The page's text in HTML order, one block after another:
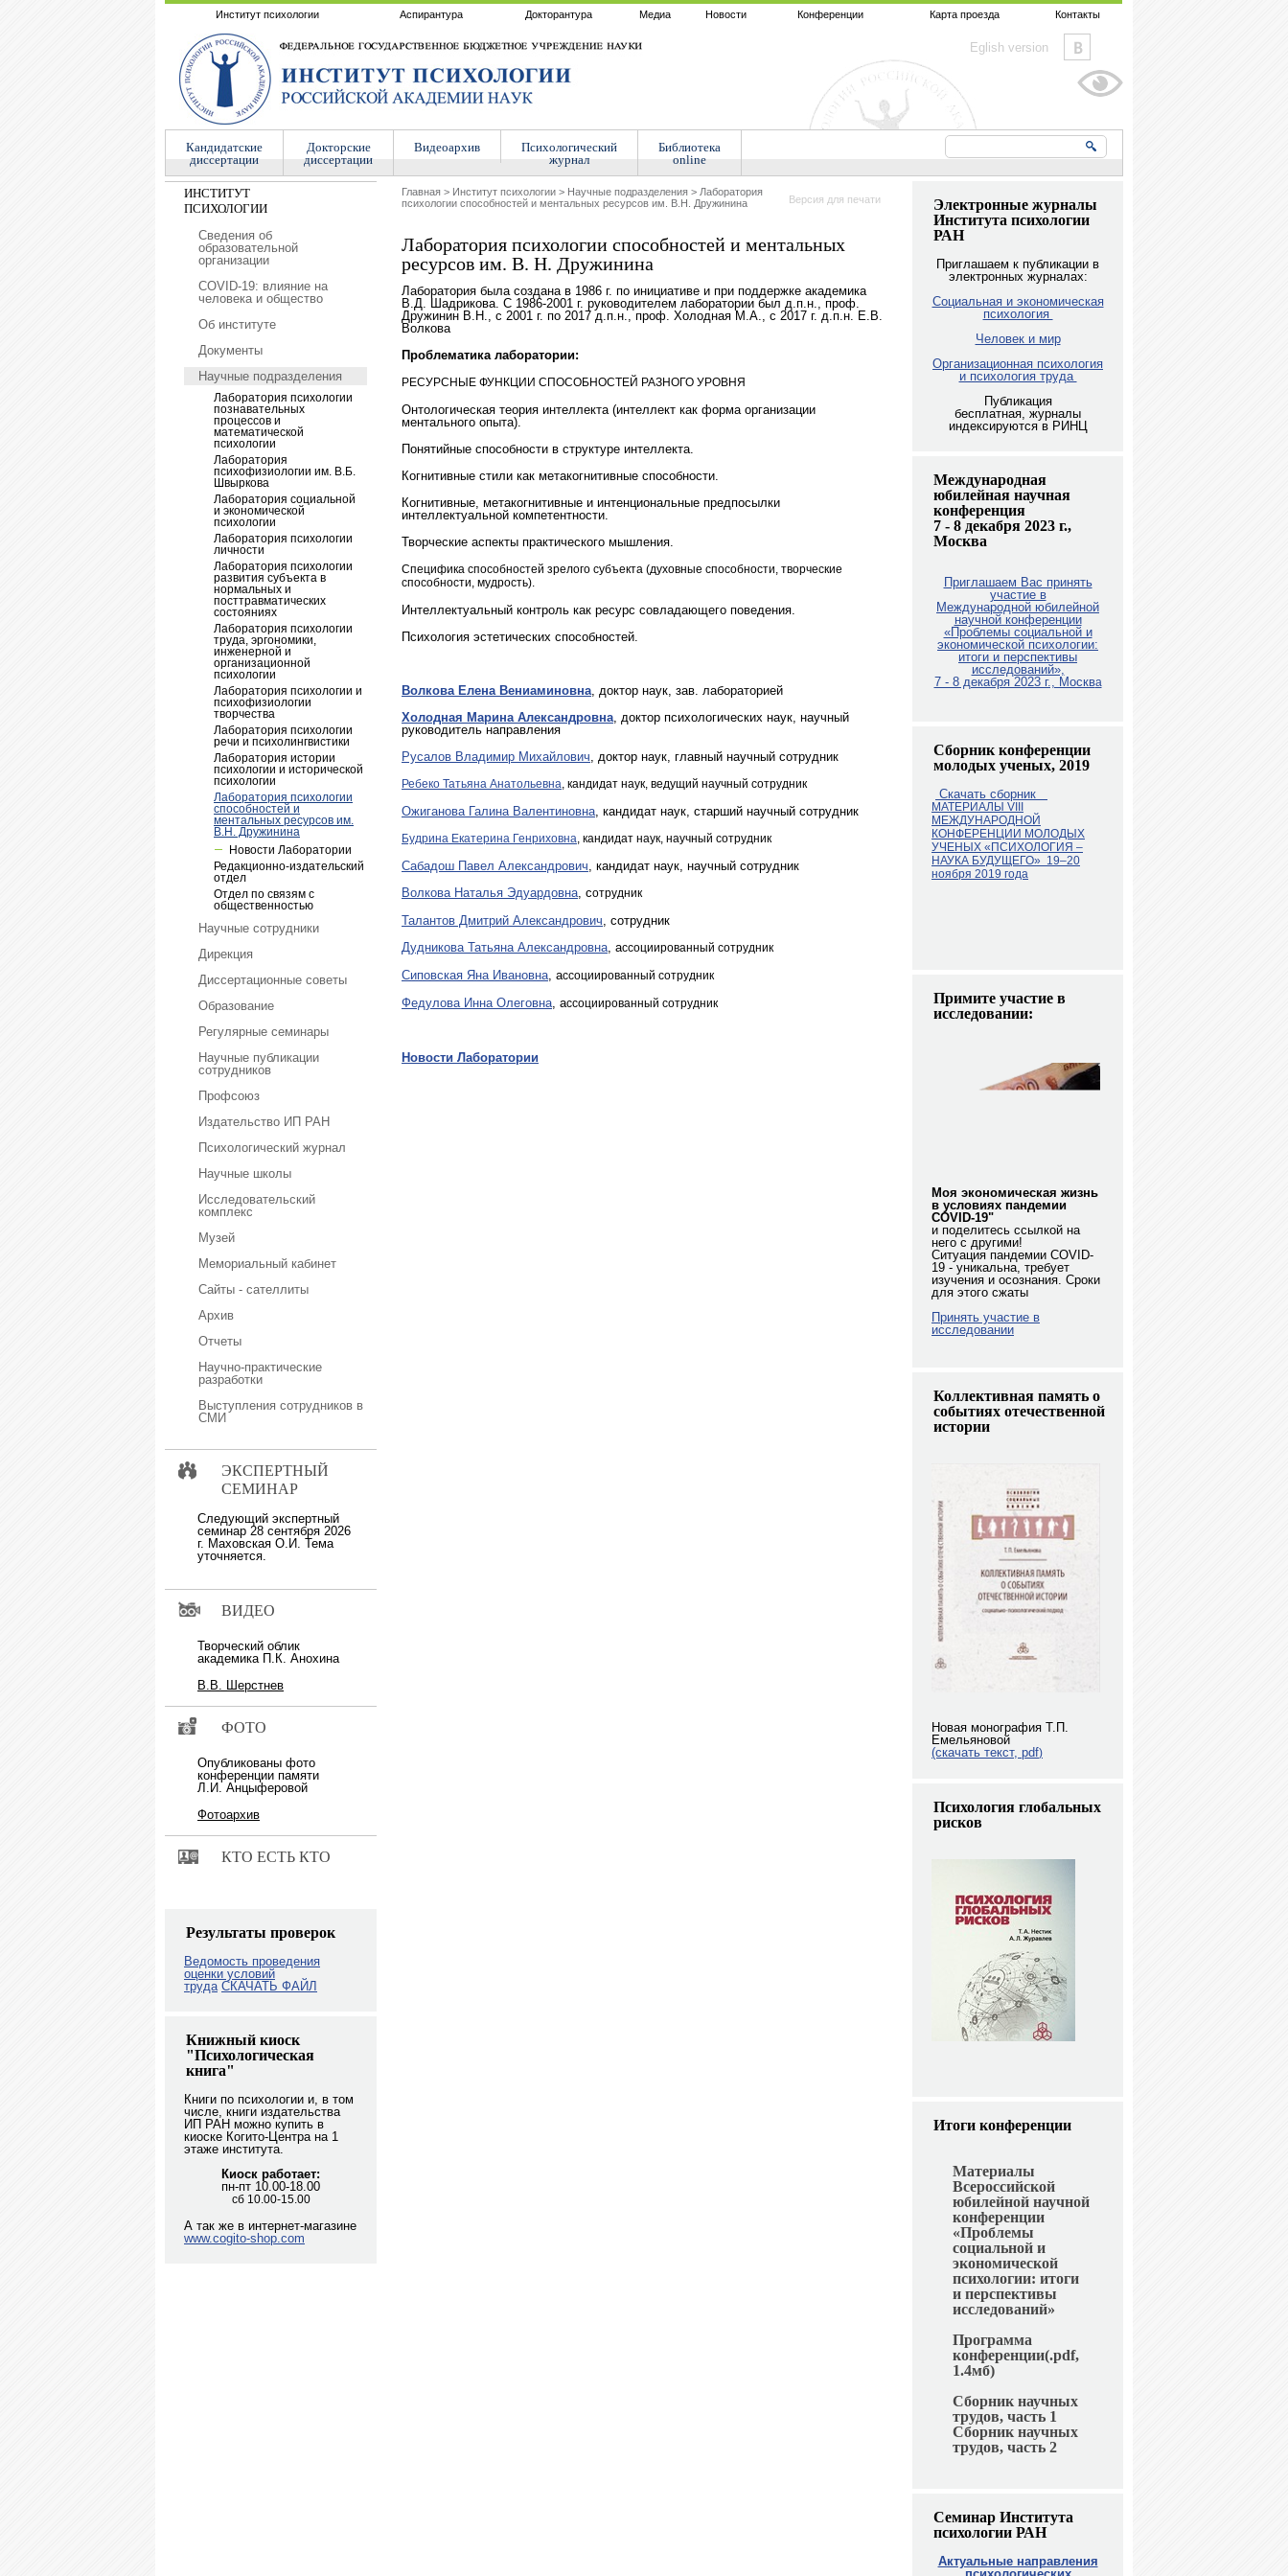
Институт психологии Аспирантура Докторантура Медиа Новости Конференции Карта проезда Контакты
Eglish version
Кандидатские
диссертации
Докторские
диссертации
Видеоархив
Психологический
журнал
Библиотека
online
Главная > Институт психологии > Научные подразделения > Лаборатория
психологии способностей и ментальных ресурсов им. В.Н. Дружинина
Версия для печати
Лаборатория психологии способностей и ментальных
ресурсов им. В. Н. Дружинина
Лаборатория была создана в 1986 г. по инициативе и при поддержке академика
В.Д. Шадрикова. С 1986-2001 г. руководителем лаборатории был д.п.н., проф.
Дружинин В.Н., с 2001 г. по 2017 д.п.н., проф. Холодная М.А., с 2017 г. д.п.н. Е.В.
Волкова
Проблематика лаборатории:
РЕСУРСНЫЕ ФУНКЦИИ СПОСОБНОСТЕЙ РАЗНОГО УРОВНЯ
Онтологическая теория интеллекта (интеллект как форма организации
ментального опыта).
Понятийные способности в структуре интеллекта.
Когнитивные стили как метакогнитивные способности.
Когнитивные, метакогнитивные и интенциональные предпосылки
интеллектуальной компетентности.
Творческие аспекты практического мышления.
Специфика способностей зрелого субъекта (духовные способности, творческие
способности, мудрость).
Интеллектуальный контроль как ресурс совладающего поведения.
Психология эстетических способностей.
Волкова Елена Вениаминовна, доктор наук, зав. лабораторией
Холодная Марина Александровна, доктор психологических наук, научный
руководитель направления
Русалов Владимир Михайлович, доктор наук, главный научный сотрудник
Ребеко Татьяна Анатольевна, кандидат наук, ведущий научный сотрудник
Ожиганова Галина Валентиновна, кандидат наук, старший научный сотрудник
Будрина Екатерина Генриховна, кандидат наук, научный сотрудник
Сабадош Павел Александрович, кандидат наук, научный сотрудник
Волкова Наталья Эдуардовна, сотрудник
Талантов Дмитрий Александрович, сотрудник
Дудникова Татьяна Александровна, ассоциированный сотрудник
Сиповская Яна Ивановна, ассоциированный сотрудник
Федулова Инна Олеговна, ассоциированный сотрудник
Новости Лаборатории
Электронные журналы
Института психологии
РАН
Приглашаем к публикации в
электронных журналах:
Социальная и экономическая
психология
Человек и мир
Организационная психология
и психология труда
Публикация
бесплатная, журналы
индексируются в РИНЦ
Международная
юбилейная научная
конференция
7 - 8 декабря 2023 г.,
Москва
Приглашаем Вас принять
участие в
Международной юбилейной
научной конференции
«Проблемы социальной и
экономической психологии:
итоги и перспективы
исследований»,
7 - 8 декабря 2023 г., Москва
Сборник конференции
молодых ученых, 2019
Скачать сборник
МАТЕРИАЛЫ VIII
МЕЖДУНАРОДНОЙ
КОНФЕРЕНЦИИ МОЛОДЫХ
УЧЕНЫХ «ПСИХОЛОГИЯ –
НАУКА БУДУЩЕГО» 19–20
ноября 2019 года
Примите участие в
исследовании:
Моя экономическая жизнь
в условиях пандемии
COVID-19"
и поделитесь ссылкой на
него с другими!
Ситуация пандемии COVID-
19 - уникальна, требует
изучения и осознания. Сроки
для этого сжаты
Принять участие в
исследовании
Коллективная память о
событиях отечественной
истории
Новая монография Т.П.
Емельяновой
(скачать текст, pdf)
Психология глобальных
рисков
Итоги конференции
Материалы
Всероссийской
юбилейной научной
конференции
«Проблемы
социальной и
экономической
психологии: итоги
и перспективы
исследований»
Программа
конференции(.pdf,
1.4мб)
Сборник научных
трудов, часть 1
Сборник научных
трудов, часть 2
Семинар Института
психологии РАН
Актуальные направления
ИНСТИТУТ
ПСИХОЛОГИИ
Сведения об
образовательной
организации
COVID-19: влияние на
человека и общество
Об институте
Документы
Научные подразделения
Лаборатория психологии
познавательных
процессов и
математической
психологии
Лаборатория
психофизиологии им. В.Б.
Швыркова
Лаборатория социальной
и экономической
психологии
Лаборатория психологии
личности
Лаборатория психологии
развития субъекта в
нормальных и
посттравматических
состояниях
Лаборатория психологии
труда, эргономики,
инженерной и
организационной
психологии
Лаборатория психологии и
психофизиологии
творчества
Лаборатория психологии
речи и психолингвистики
Лаборатория истории
психологии и исторической
психологии
Лаборатория психологии
способностей и
ментальных ресурсов им.
В.Н. Дружинина
Новости Лаборатории
Редакционно-издательский
отдел
Отдел по связям с
общественностью
Научные сотрудники
Дирекция
Диссертационные советы
Образование
Регулярные семинары
Научные публикации
сотрудников
Профсоюз
Издательство ИП РАН
Психологический журнал
Научные школы
Исследовательский
комплекс
Музей
Мемориальный кабинет
Сайты - сателлиты
Архив
Отчеты
Научно-практические
разработки
Выступления сотрудников в
СМИ
ЭКСПЕРТНЫЙ
СЕМИНАР
Следующий экспертный
семинар 28 сентября 2026
г. Маховская О.И. Тема
уточняется.
ВИДЕО
Творческий облик
академика П.К. Анохина
В.В. Шерстнев
ФОТО
Опубликованы фото
конференции памяти
Л.И. Анцыферовой
Фотоархив
КТО ЕСТЬ КТО
Результаты проверок
Ведомость проведения
оценки условий
труда СКАЧАТЬ ФАЙЛ
Книжный киоск
"Психологическая
книга"
Книги по психологии и, в том
числе, книги издательства
ИП РАН можно купить в
киоске Когито-Центра на 1
этаже института.
Киоск работает:
пн-пт 10.00-18.00
сб 10.00-15.00
А так же в интернет-магазине
www.cogito-shop.com